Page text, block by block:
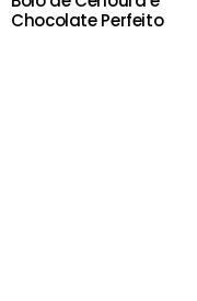
Chocolate Perfeito